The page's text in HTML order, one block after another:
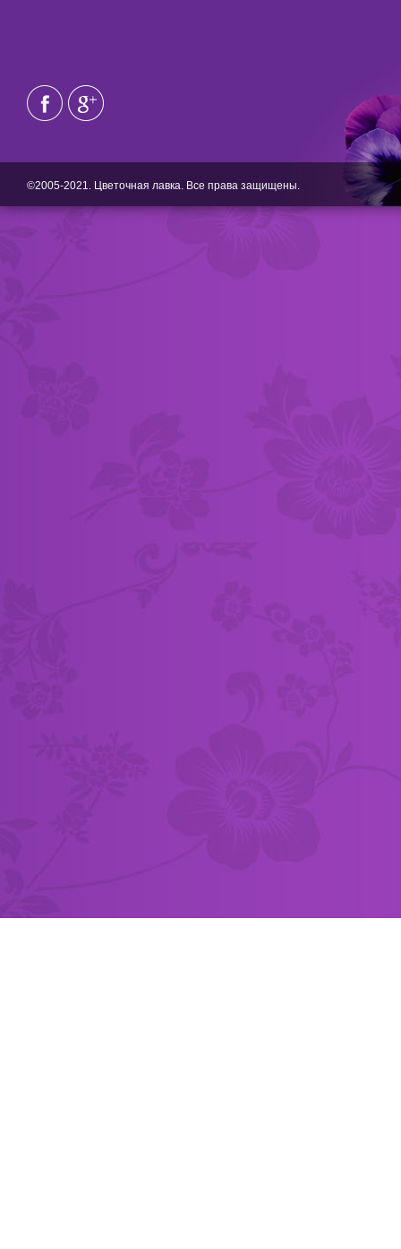
©2005-2021. Цветочная лавка. Все права защищены.